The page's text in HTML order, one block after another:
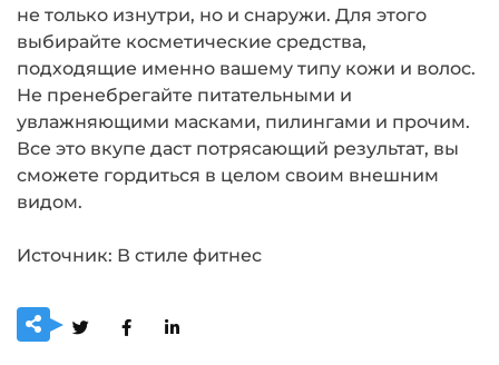
не только изнутри, но и снаружи. Для этого
выбирайте косметические средства,
подходящие именно вашему типу кожи и волос.
Не пренебрегайте питательными и
увлажняющими масками, пилингами и прочим.
Все это вкупе даст потрясающий результат, вы
сможете гордиться в целом своим внешним
видом.
Источник: В стиле фитнес